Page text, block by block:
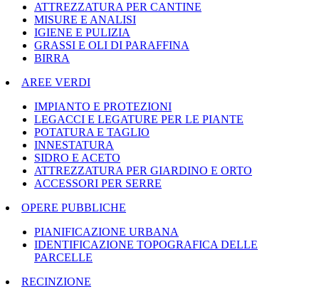
ATTREZZATURA PER CANTINE
MISURE E ANALISI
IGIENE E PULIZIA
GRASSI E OLI DI PARAFFINA
BIRRA
AREE VERDI
IMPIANTO E PROTEZIONI
LEGACCI E LEGATURE PER LE PIANTE
POTATURA E TAGLIO
INNESTATURA
SIDRO E ACETO
ATTREZZATURA PER GIARDINO E ORTO
ACCESSORI PER SERRE
OPERE PUBBLICHE
PIANIFICAZIONE URBANA
IDENTIFICAZIONE TOPOGRAFICA DELLE
PARCELLE
RECINZIONE